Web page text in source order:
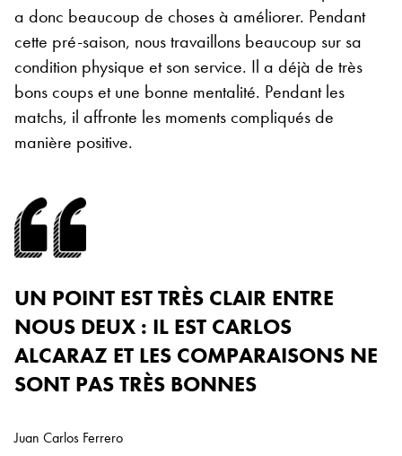
a donc beaucoup de choses à améliorer. Pendant
cette pré-saison, nous travaillons beaucoup sur sa
condition physique et son service. Il a déjà de très
bons coups et une bonne mentalité. Pendant les
matchs, il affronte les moments compliqués de
manière positive.
UN POINT EST TRÈS CLAIR ENTRE
NOUS DEUX : IL EST CARLOS
ALCARAZ ET LES COMPARAISONS NE
SONT PAS TRÈS BONNES
Juan Carlos Ferrero